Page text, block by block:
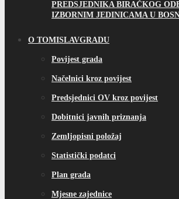
PREDSJEDNIKA BIRAČKOG
IZBORNIM JEDINICAMA U
O TOMISLAVGRADU
Povijest grada
Načelnici kroz povijest
Predsjednici OV kroz povijest
Dobitnici javnih priznanja
Zemljopisni položaj
Statistički podatci
Plan grada
Mjesne zajednice